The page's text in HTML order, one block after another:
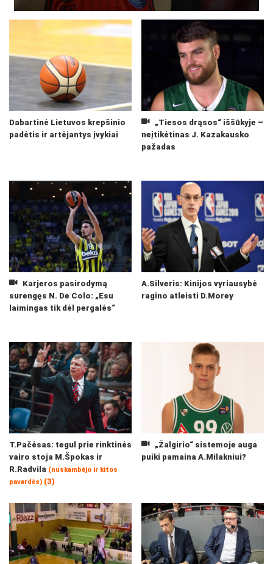
Dabartinė Lietuvos krepšinio
padėtis ir artėjantys įvykiai
„Tiesos drąsos“ iššūkyje –
neįtikėtinas J. Kazakausko
pažadas
Karjeros pasirodymą
surengęs N. De Colo: „Esu
laimingas tik dėl pergalės“
A.Silveris: Kinijos vyriausybė
ragino atleisti D.Morey
T.Pačėsas: tegul prie rinktinės
vairo stoja M.Špokas ir
R.Radvila (nuskambėjo ir kitos
pavardės) (3)
„Žalgirio“ sistemoje auga
puiki pamaina A.Milakniui?